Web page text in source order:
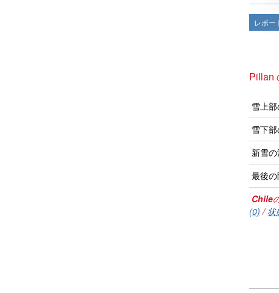
レポー
Pillan
雪上部
雪下部
新雪の
最後
Chile
(0) /状